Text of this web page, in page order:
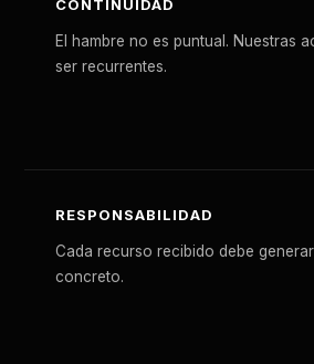
CONTINUIDAD
El hambre no es puntual. Nuestras
ser recurrentes.
RESPONSABILIDAD
Cada recurso recibido debe
concreto.